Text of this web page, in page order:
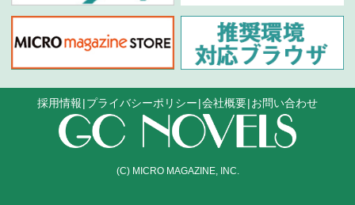
採用情報 プライバシーポリシー 会社概要 お問い合わせ
(C) MICRO MAGAZINE, INC.